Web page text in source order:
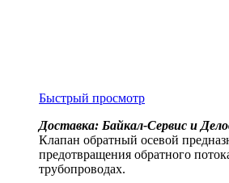
Быстрый просмотр
Доставка: Байкал-Сервис и
Клапан обратный осевой
предотвращения обратного
трубопроводах.